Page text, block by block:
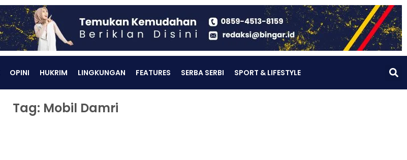
OPINI HUKRIM LINGKUNGAN FEATURES SERBA SERBI SPORT & LIFESTYLE
Tag: Mobil Damri